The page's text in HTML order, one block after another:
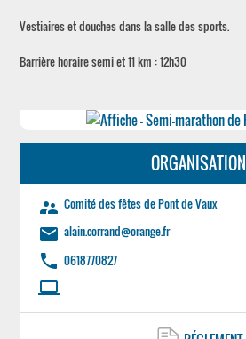
Vestiaires et douches dans la salle des sports.
Barrière horaire semi et 11 km : 12h30
ORGANISATION
supervisor_account Comité des fêtes de Pont de Vaux
email alain.corrand@orange.fr
phone 0618770827
laptop